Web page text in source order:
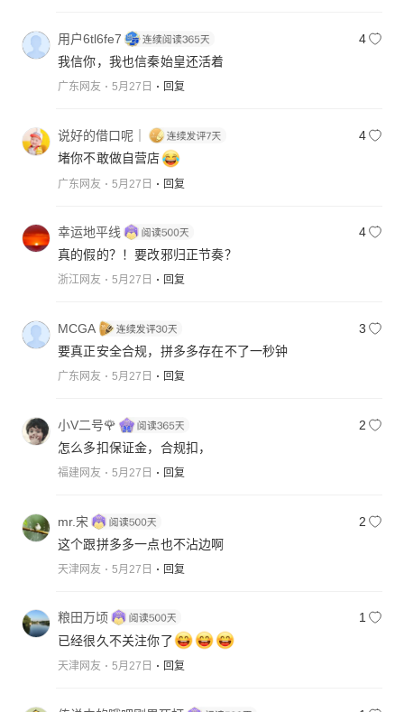
用户6tl6fe7
4
我信你，我也信秦始皇还活着
广东网友 5月27日 回复
说好的借口呢｜
4
堵你不敢做自营店
广东网友 5月27日 回复
幸运地平线
4
真的假的？！要改邪归正节奏？
浙江网友 5月27日 回复
MCGA
3
要真正安全合规，拼多多存在不了一秒钟
广东网友 5月27日 回复
小V二号🌹
2
怎么多扣保证金，合规扣，
福建网友 5月27日 回复
mr.宋
2
这个跟拼多多一点也不沾边啊
天津网友 5月27日 回复
粮田万顷
1
已经很久不关注你了
天津网友 5月27日 回复